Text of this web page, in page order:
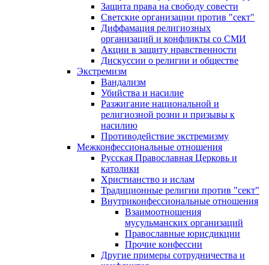
Защита права на свободу совести
Светские организации против "сект"
Диффамация религиозных
организаций и конфликты со СМИ
Акции в защиту нравственности
Дискуссии о религии и обществе
Экстремизм
Вандализм
Убийства и насилие
Разжигание национальной и
религиозной розни и призывы к
насилию
Противодействие экстремизму
Межконфессиональные отношения
Русская Православная Церковь и
католики
Христианство и ислам
Традиционные религии против "сект"
Внутриконфессиональные отношения
Взаимоотношения
мусульманских организаций
Православные юрисдикции
Прочие конфессии
Другие примеры сотрудничества и